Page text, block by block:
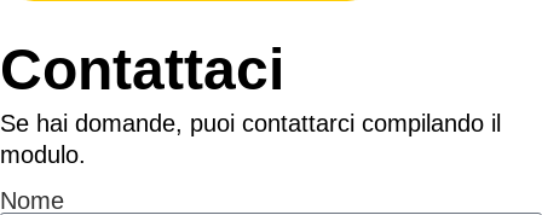
Contattaci
Se hai domande, puoi contattarci compilando il
modulo.
Nome